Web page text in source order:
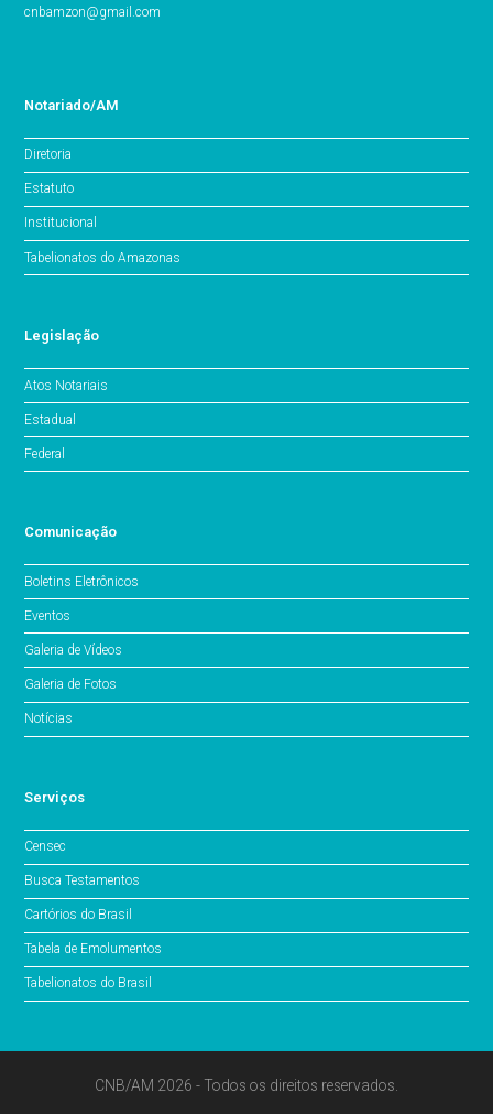
cnbamzon@gmail.com
Notariado/AM
Diretoria
Estatuto
Institucional
Tabelionatos do Amazonas
Legislação
Atos Notariais
Estadual
Federal
Comunicação
Boletins Eletrônicos
Eventos
Galeria de Vídeos
Galeria de Fotos
Notícias
Serviços
Censec
Busca Testamentos
Cartórios do Brasil
Tabela de Emolumentos
Tabelionatos do Brasil
CNB/AM 2026 - Todos os direitos reservados.